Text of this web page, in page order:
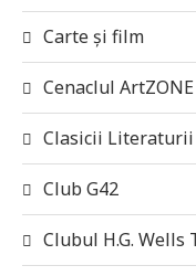
Carte și film
Cenaclul
Clasicii Literaturii
Club G42
Clubul H.G. Wells